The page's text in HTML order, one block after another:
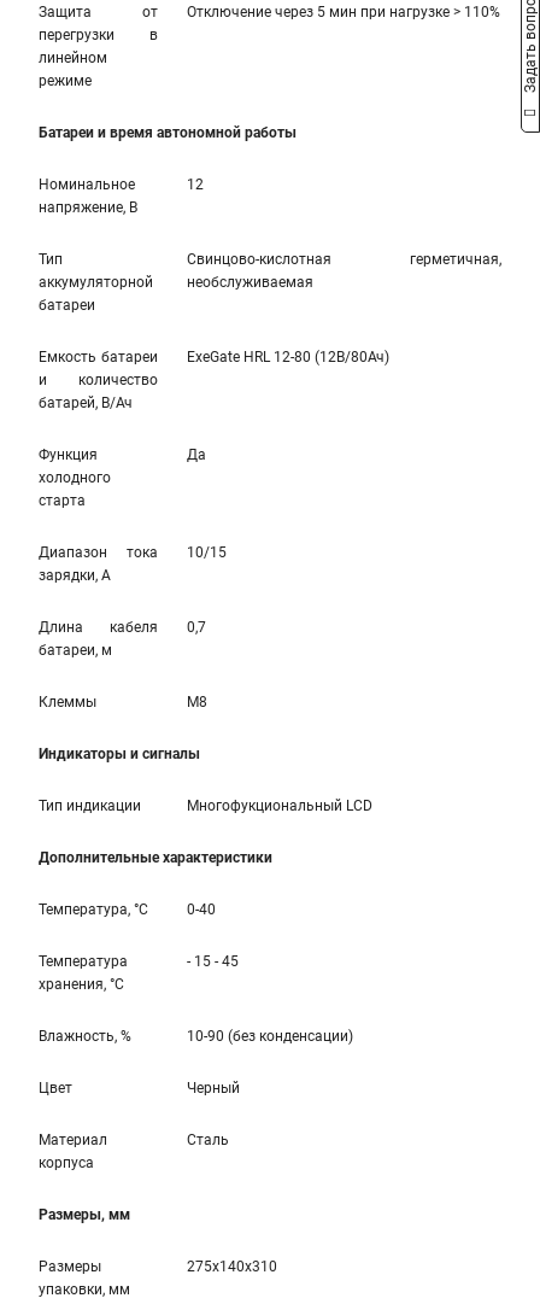
Защита от
перегрузки в
линейном
режиме
Отключение через 5 мин при нагрузке > 110%
Батареи и время автономной работы
Номинальное
напряжение, В
12
Тип
аккумуляторной
батареи
Свинцово-кислотная герметичная,
необслуживаемая
Емкость батареи
и количество
батарей, В/Ач
ExeGate HRL 12-80 (12В/80Ач)
Функция
холодного
старта
Да
Диапазон тока
зарядки, А
10/15
Длина кабеля
батареи, м
0,7
Клеммы M8
Индикаторы и сигналы
Тип индикации Многофукциональный LCD
Дополнительные характеристики
Температура, °С 0-40
Температура
хранения, °С
- 15 - 45
Влажность, % 10-90 (без конденсации)
Цвет Черный
Материал
корпуса
Сталь
Размеры, мм
Размеры
упаковки, мм
275x140x310
Задать вопрос